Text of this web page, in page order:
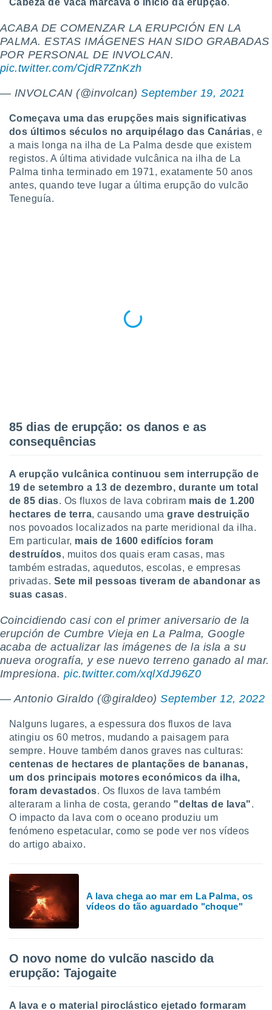
utilizar
criar
medir
da
medir o
dos
os
de
de
Cabeza de Vaca marcava o início da erupção.
ACABA DE COMENZAR LA ERUPCIÓN EN LA
PALMA. ESTAS IMÁGENES HAN SIDO GRABADAS
POR PERSONAL DE INVOLCAN.
pic.twitter.com/CjdR7ZnKzh
— INVOLCAN (@involcan)September 19, 2021
Começava uma das erupções mais significativas
dos últimos séculos no arquipélago das Canárias, e
a mais longa na ilha de La Palma desde que existem
registos. A última atividade vulcânica na ilha de La
Palma tinha terminado em 1971, exatamente 50 anos
antes, quando teve lugar a última erupção do vulcão
Teneguía.
85 dias de erupção: os danos e as
consequências
A erupção vulcânica continuou sem interrupção de
19 de setembro a 13 de dezembro, durante um total
de 85 dias. Os fluxos de lava cobriram mais de 1.200
hectares de terra, causando umagrave destruição
nos povoados localizados na parte meridional da ilha.
Em particular, mais de 1600 edifícios foram
destruídos, muitos dos quais eram casas, mas
também estradas, aquedutos, escolas, e empresas
privadas. Sete mil pessoas tiveram de abandonar as
suas casas.
Coincidiendo casi con el primer aniversario de la
erupción de Cumbre Vieja en La Palma, Google
acaba de actualizar las imágenes de la isla a su
nueva orografía, y ese nuevo terreno ganado al mar.
Impresiona. pic.twitter.com/xqlXdJ96Z0
— Antonio Giraldo (@giraldeo)September 12, 2022
Nalguns lugares, a espessura dos fluxos de lava
atingiu os 60 metros, mudando a paisagem para
sempre. Houve também danos graves nas culturas:
centenas de hectares de plantações de bananas,
um dos principais motores económicos da ilha,
foram devastados. Os fluxos de lava também
alteraram a linha de costa, gerando "deltas de lava".
O impacto da lava com o oceano produziu um
fenómeno espetacular, como se pode ver nos vídeos
do artigo abaixo.
A lava chega ao mar em La Palma, os
vídeos do tão aguardado "choque"
O novo nome do vulcão nascido da
erupção: Tajogaite
A lava e o material piroclástico ejetado formaram